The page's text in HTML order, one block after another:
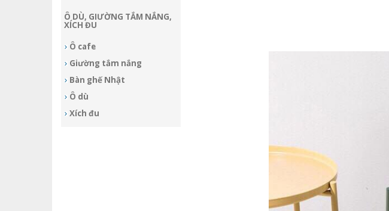
Ô DÙ, GIƯỜNG TẮM NẮNG,
XÍCH ĐU
Ô cafe
Giường tắm nắng
Bàn ghế Nhật
Ô dù
Xích đu